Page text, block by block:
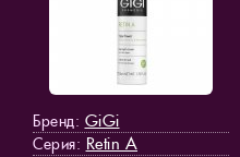
Бренд: GiGi
Серия: Retin A